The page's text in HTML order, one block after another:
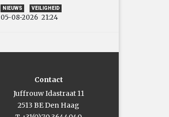
NIEUWS VEILIGHEID
05-08-2026 21:24
Contact
Juffrouw Idastraat 11
2513 BE Den Haag